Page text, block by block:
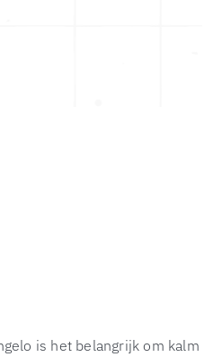
is het belangrijk om kalm